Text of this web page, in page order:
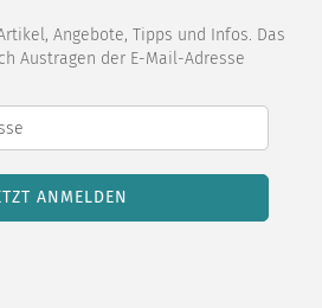
Angebote, Tipps und Infos. Das
Austragen der E-Mail-Adresse